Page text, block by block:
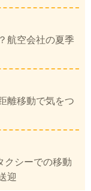
航空会社の夏季
離移動で気をつ
クシーでの移動
迎